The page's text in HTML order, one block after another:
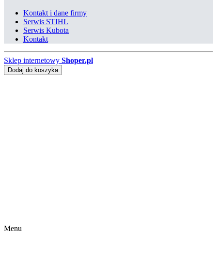
Kontakt i dane firmy
Serwis STIHL
Serwis Kubota
Kontakt
Sklep internetowy Shoper.pl
Dodaj do koszyka
Menu